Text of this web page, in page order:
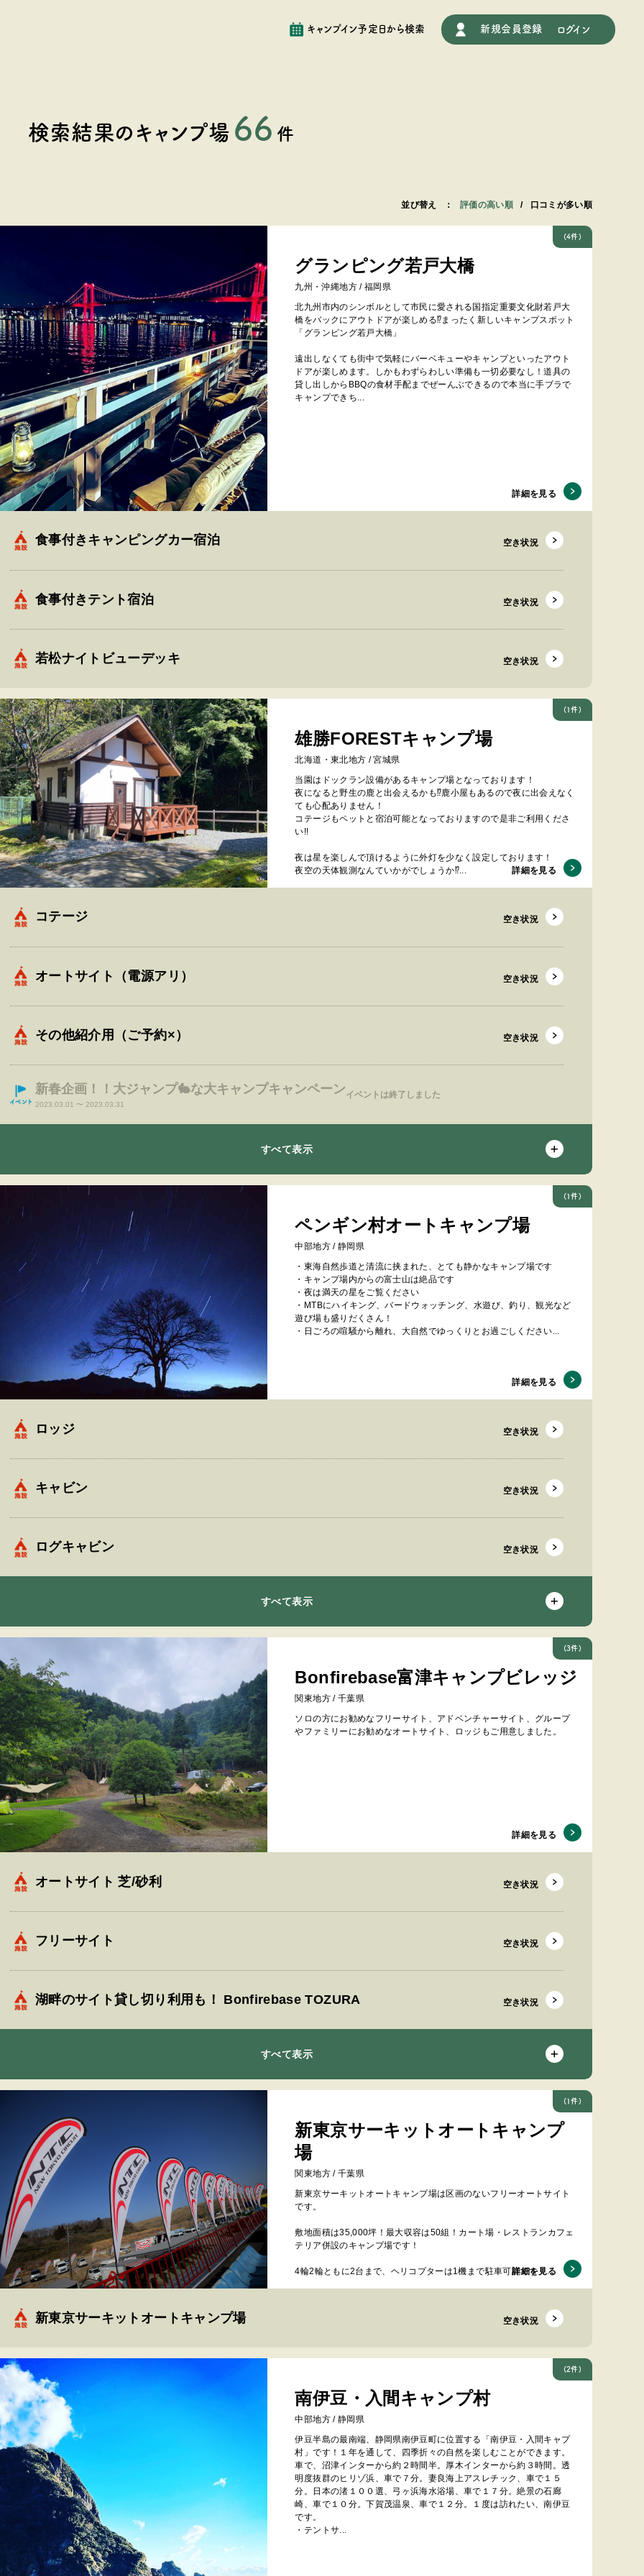
キャンプイン予定日から検索 新規会員登録 ログイン
検索結果のキャンプ場 66 件
並び替え ： 評価の高い順 / 口コミが多い順
(4件)
グランピング若戸大橋
九州・沖縄地方 / 福岡県
北九州市内のシンボルとして市民に愛される国指定重要文化財若戸大
橋をバックにアウトドアが楽しめる⁉まったく新しいキャンプスポット
「グランピング若戸大橋」
遠出しなくても街中で気軽にバーベキューやキャンプといったアウト
ドアが楽しめます。しかもわずらわしい準備も一切必要なし！道具の
貸し出しからBBQの食材手配までぜーんぶできるので本当に手ブラで
キャンプできち...
詳細を見る
食事付きキャンピングカー宿泊 空き状況
食事付きテント宿泊 空き状況
若松ナイトビューデッキ 空き状況
(1件)
雄勝FORESTキャンプ場
北海道・東北地方 / 宮城県
当園はドックラン設備があるキャンプ場となっております！
夜になると野生の鹿と出会えるかも⁉鹿小屋もあるので夜に出会えなく
ても心配ありません！
コテージもペットと宿泊可能となっておりますので是非ご利用くださ
い!!
夜は星を楽しんで頂けるように外灯を少なく設定しております！
夜空の天体観測なんていかがでしょうか⁉...
詳細を見る
コテージ 空き状況
オートサイト（電源アリ） 空き状況
その他紹介用（ご予約×） 空き状況
新春企画！！大ジャンプ🐇な大キャンプキャンペーン
2023.03.01 〜 2023.03.31
イベントは終了しました
すべて表示
(1件)
ペンギン村オートキャンプ場
中部地方 / 静岡県
・東海自然歩道と清流に挟まれた、とても静かなキャンプ場です
・キャンプ場内からの富士山は絶品です
・夜は満天の星をご覧ください
・MTBにハイキング、バードウォッチング、水遊び、釣り、観光など
遊び場も盛りだくさん！
・日ごろの喧騒から離れ、大自然でゆっくりとお過ごしください...
詳細を見る
ロッジ 空き状況
キャビン 空き状況
ログキャビン 空き状況
すべて表示
(3件)
Bonfirebase富津キャンプビレッジ
関東地方 / 千葉県
ソロの方にお勧めなフリーサイト、アドベンチャーサイト、グループ
やファミリーにお勧めなオートサイト、ロッジもご用意しました。
詳細を見る
オートサイト 芝/砂利 空き状況
フリーサイト 空き状況
湖畔のサイト貸し切り利用も！ Bonfirebase TOZURA 空き状況
すべて表示
(1件)
新東京サーキットオートキャンプ
場
関東地方 / 千葉県
新東京サーキットオートキャンプ場は区画のないフリーオートサイト
です。
敷地面積は35,000坪！最大収容は50組！カート場・レストランカフェ
テリア併設のキャンプ場です！
4輪2輪ともに2台まで、ヘリコプターは1機まで駐車可能です！...
詳細を見る
新東京サーキットオートキャンプ場 空き状況
(2件)
南伊豆・入間キャンプ村
中部地方 / 静岡県
伊豆半島の最南端、静岡県南伊豆町に位置する「南伊豆・入間キャプ
村」です！１年を通して、四季折々の自然を楽しむことができます。
車で、沼津インターから約２時間半。厚木インターから約３時間。透
明度抜群のヒリゾ浜、車で７分。妻良海上アスレチック、車で１５
分。日本の渚１００選、弓ヶ浜海水浴場、車で１７分。絶景の石廊
崎、車で１０分。下賀茂温泉、車で１２分。１度は訪れたい、南伊豆
です。
・テントサ...